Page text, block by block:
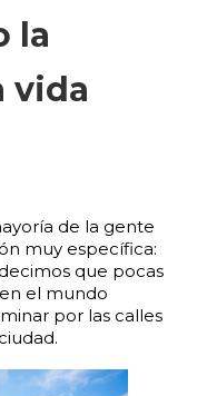
la
vida
de la gente
muy específica:
que pocas
el mundo
por las calles